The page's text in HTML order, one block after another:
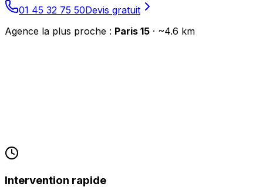
01 45 32 75 50Devis gratuit
Agence la plus proche : Paris 15 · ~4.6 km
Intervention rapide